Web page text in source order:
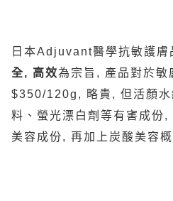
日本Adjuvant醫學抗敏護膚
全, 高效為宗旨, 產品對於敏
$350/120g, 略貴, 但活顏水
料、螢光漂白劑等有害成份,
美容成份, 再加上炭酸美容